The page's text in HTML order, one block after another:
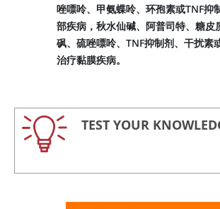
唑嘌呤、甲氨蝶呤、环孢素或TNF抑
部疾病，秋水仙碱、阿普司特、糖皮
砜、硫唑嘌呤、TNF抑制剂、干扰素
治疗黏膜疾病。
TEST YOUR